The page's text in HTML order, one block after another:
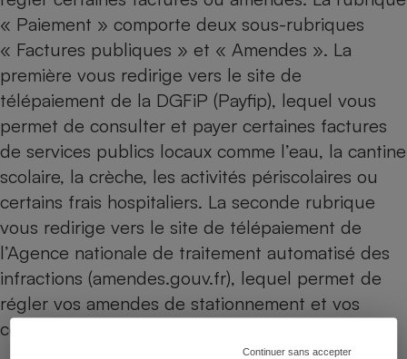
Continuer sans accepter
« Paiement » comporte deux sous-rubriques
« Factures publiques » et « Amendes ». La
première vous redirige vers le site de
télépaiement de la DGFiP (Payfip), lequel vous
permet de consulter et payer certaines factures
de services publics locaux comme l’eau, la cantine
scolaire, la crèche, les activités périscolaires ou
certains frais hospitaliers. La seconde rubrique
vous redirige vers le site de télépaiement de
l’Agence nationale de traitement automatisé des
infractions (amendes.gouv.fr), lequel permet de
régler vos amendes de stationnement et vos
contraventions.